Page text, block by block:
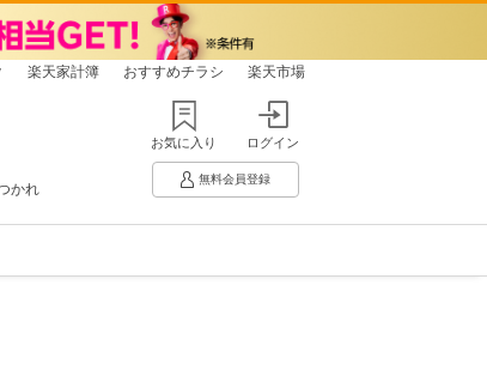
楽天家計簿 おすすめチラシ 楽天市場
かれ
お気に入り ログイン
無料会員登録